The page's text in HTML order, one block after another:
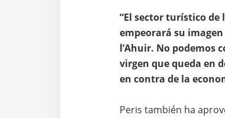
“El sector turístico
empeorará su
l’Ahuir. No podemos
virgen que queda en
en contra de la
Peris también ha